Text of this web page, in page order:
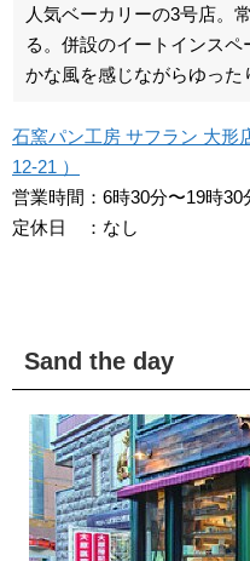
人気ベーカリーの3号店。
る。併設のイートインス
かな風を感じながらゆった
石窯パン工房 サフラン 大形
12-21 ）
営業時間：6時30分〜19時
定休日 ：なし
Sand the day